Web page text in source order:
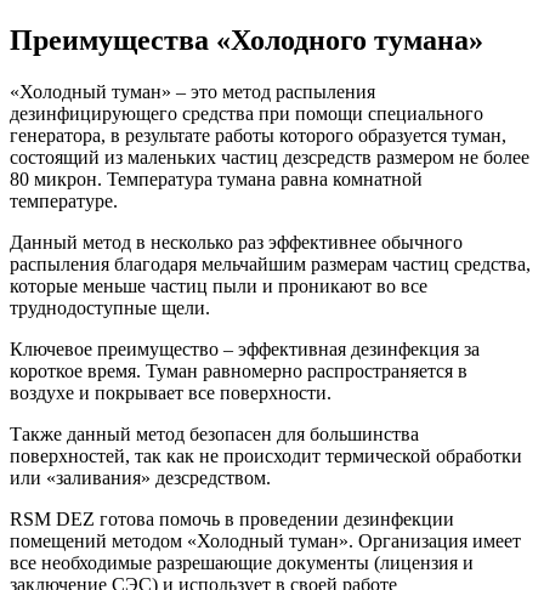
Преимущества «Холодного тумана»
«Холодный туман» – это метод распыления
дезинфицирующего средства при помощи специального
генератора, в результате работы которого образуется туман,
состоящий из маленьких частиц дезсредств размером не более
80 микрон. Температура тумана равна комнатной
температуре.
Данный метод в несколько раз эффективнее обычного
распыления благодаря мельчайшим размерам частиц средства,
которые меньше частиц пыли и проникают во все
труднодоступные щели.
Ключевое преимущество – эффективная дезинфекция за
короткое время. Туман равномерно распространяется в
воздухе и покрывает все поверхности.
Также данный метод безопасен для большинства
поверхностей, так как не происходит термической обработки
или «заливания» дезсредством.
RSM DEZ готова помочь в проведении дезинфекции
помещений методом «Холодный туман». Организация имеет
все необходимые разрешающие документы (лицензия и
заключение СЭС) и использует в своей работе